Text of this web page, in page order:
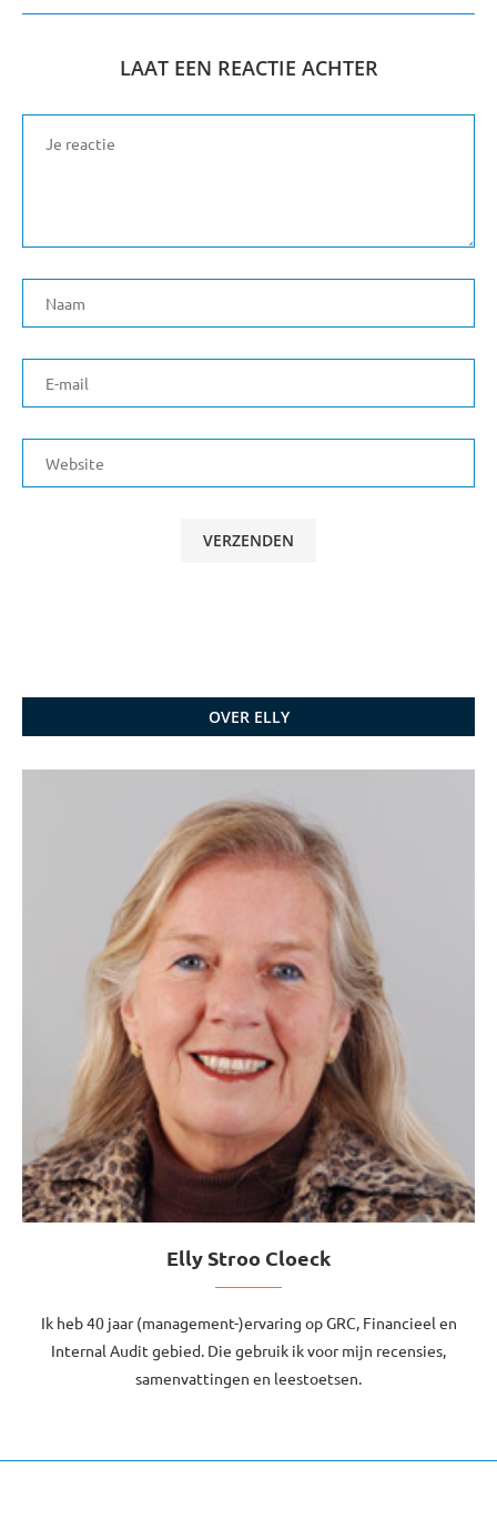
LAAT EEN REACTIE ACHTER
OVER ELLY
Elly Stroo Cloeck
Ik heb 40 jaar (management-)ervaring op GRC, Financieel en
Internal Audit gebied. Die gebruik ik voor mijn recensies,
samenvattingen en leestoetsen.